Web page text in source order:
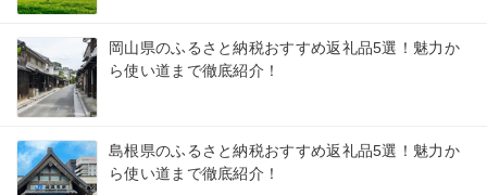
岡山県のふるさと納税おすすめ返礼品5選！魅力か
ら使い道まで徹底紹介！
島根県のふるさと納税おすすめ返礼品5選！魅力か
ら使い道まで徹底紹介！